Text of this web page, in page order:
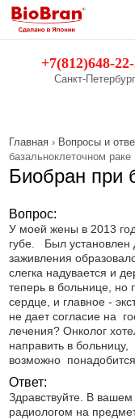
+7(812)648-
Санкт-Петербург
Главная › Вопросы и
базальноклеточном раке
Биобран при
Вопрос:
У моей жены в 2013
губе. Был установлен
заживления
слегка надувается и
теперь в больнице, но
сердце, и главное -
не дает согласие на
лечения? Онколог
направить в больницу,
возможно
Ответ:
Здравствуйте. В вашем
радиологом на